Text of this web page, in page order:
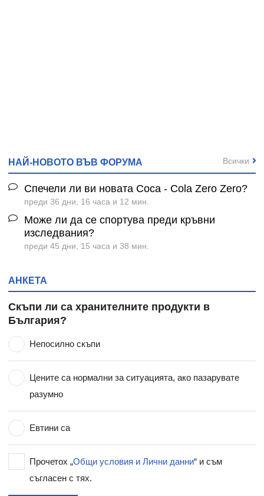
НАЙ-НОВОТО ВЪВ ФОРУМА
Спечели ли ви новата Coca - Cola Zero Zero?
преди 36 дни, 16 часа и 12 мин.
Може ли да се спортува преди кръвни
изследвания?
преди 45 дни, 15 часа и 38 мин.
Всички
АНКЕТА
Скъпи ли са хранителните продукти в
България?
Непосилно скъпи
Цените са нормални за ситуацията, ако пазарувате
разумно
Евтини са
Прочетох „Общи условия и Лични данни“ и съм
съгласен с тях.